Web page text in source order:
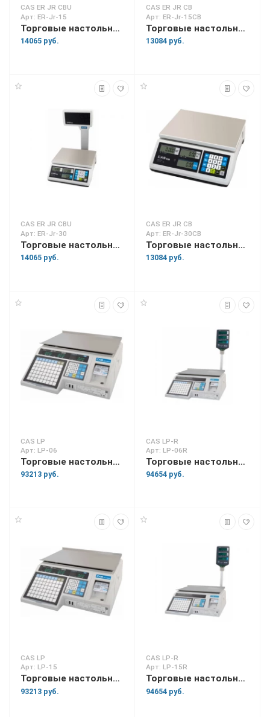
CAS ER JR CBU
Арт: ER-Jr-15
Торговые настольные весы ER-Jr-15
14065 руб.
CAS ER JR CB
Арт: ER-Jr-15CB
Торговые настольные весы ER-Jr-15CB
13084 руб.
CAS ER JR CBU
Арт: ER-Jr-30
Торговые настольные весы ER-Jr-30
14065 руб.
CAS ER JR CB
Арт: ER-Jr-30CB
Торговые настольные весы ER-Jr-30CB
13084 руб.
CAS LP
Арт: LP-06
Торговые настольные весы LP-06
93213 руб.
CAS LP-R
Арт: LP-06R
Торговые настольные весы LP-06R
94654 руб.
CAS LP
Арт: LP-15
Торговые настольные весы LP-15
93213 руб.
CAS LP-R
Арт: LP-15R
Торговые настольные весы LP-15R
94654 руб.